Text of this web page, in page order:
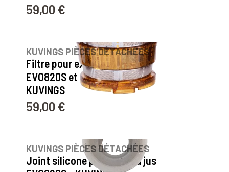
Prix
59,00 €
KUVINGS PIÈCES DÉTACHÉES
Filtre pour extracteur de jus
EVO820S et B9700BX -
KUVINGS
Prix
59,00 €
KUVINGS PIÈCES DÉTACHÉES
Joint silicone pour filtre à jus